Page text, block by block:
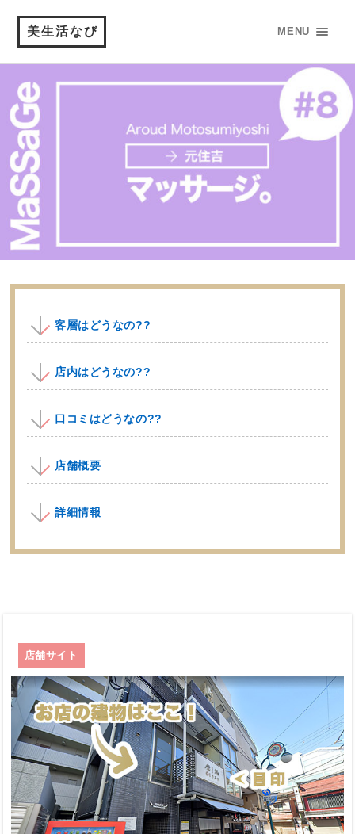
美生活なび MENU
客層はどうなの??
店内はどうなの??
口コミはどうなの??
店舗概要
詳細情報
店舗サイト